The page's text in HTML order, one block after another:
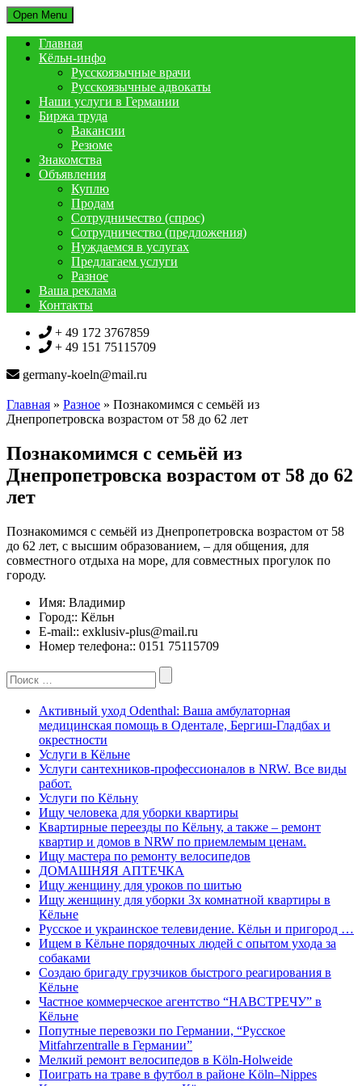
Open Menu
Главная
Кёльн-инфо
Русскоязычные врачи
Русскоязычные адвокаты
Наши услуги в Германии
Биржа труда
Вакансии
Резюме
Знакомства
Объявления
Куплю
Продам
Сотрудничество (спрос)
Сотрудничество (предложения)
Нуждаемся в услугах
Предлагаем услуги
Разное
Ваша реклама
Контакты
+ 49 172 3767859
+ 49 151 75115709
germany-koeln@mail.ru
Главная » Разное » Познакомимся с семьёй из
Днепропетровска возрастом от 58 до 62 лет
Познакомимся с семьёй из
Днепропетровска возрастом от 58 до 62
лет
Познакомимся с семьёй из Днепропетровска возрастом от 58
до 62 лет, с высшим образованием, – для общения, для
совместного отдыха на море, для совместных прогулок по
городу.
Имя: Владимир
Город:: Кёльн
E-mail:: exklusiv-plus@mail.ru
Номер телефона:: 0151 75115709
Search
for:
Активный уход Odenthal: Ваша амбулаторная
медицинская помощь в Одентале, Бергиш-Гладбах и
окрестности
Услуги в Кёльне
Услуги сантехников-профессионалов в NRW. Все виды
работ.
Услуги по Кёльну
Ищу человека для уборки квартиры
Квартирные переезды по Кёльну, а также – ремонт
квартир и домов в NRW по приемлемым ценам.
Ищу мастера по ремонту велосипедов
ДОМАШНЯЯ АПТЕЧКА
Ищу женщину для уроков по шитью
Ищу женщину для уборки 3х комнатной квартиры в
Кёльне
Русское и украинское телевидение. Кёльн и пригород …
Ищем в Кёльне порядочных людей с опытом ухода за
собаками
Создаю бригаду грузчиков быстрого реагирования в
Кёльне
Частное коммерческое агентство “НАВСТРЕЧУ” в
Кёльне
Попутные перевозки по Германии, “Русское
Mitfahrzentralle в Германии”
Мелкий ремонт велосипедов в Köln-Holweide
Поиграть на траве в футбол в районе Köln–Nippes